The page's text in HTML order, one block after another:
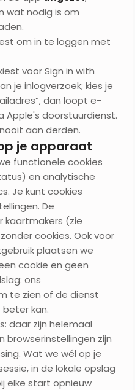
wat nodig is om
om in te loggen met
voor Sign in with
je inlogverzoek; kies je
dan loopt e-
Apple's doorstuurdienst.
aan derden.
je apparaat
functionele cookies
en analytische
Je kunt cookies
De
kaartmakers (zie
cookies. Ook voor
plaatsen we
cookie en geen
ons
te zien of de dienst
kan.
daar zijn helemaal
browserinstellingen zijn
Wat we wél op je
in de lokale opslag
elke start opnieuw